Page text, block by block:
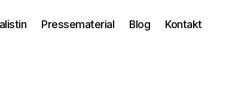
Pressematerial Blog Kontakt